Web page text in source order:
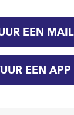
EEN MAIL
EEN APP